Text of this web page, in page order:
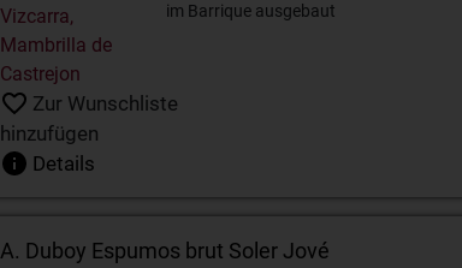
Vizcarra,
Mambrilla de
Castrejon
im Barrique ausgebaut
Zur Wunschliste
hinzufügen
Details
A. Duboy Espumos brut Soler Jové